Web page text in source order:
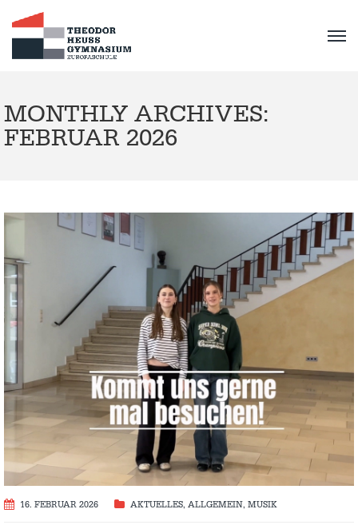
MONTHLY ARCHIVES:
FEBRUAR 2026
16. FEBRUAR 2026 AKTUELLES, ALLGEMEIN, MUSIK